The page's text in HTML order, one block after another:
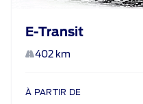
E-Transit
402 km
À PARTIR DE